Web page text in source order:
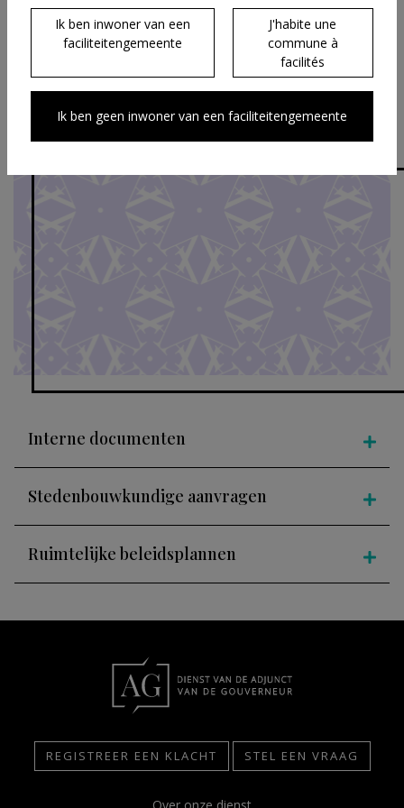
Kamer, Parl. st., 1961-62, nr. 331-1, 7.
Interne documenten
Stedenbouwkundige aanvragen
Ruimtelijke beleidsplannen
REGISTREER EEN KLACHT STEL EEN VRAAG
Ik ben inwoner van een
faciliteitengemeente
J'habite une
commune à
facilités
Ik ben geen inwoner van een faciliteitengemeente